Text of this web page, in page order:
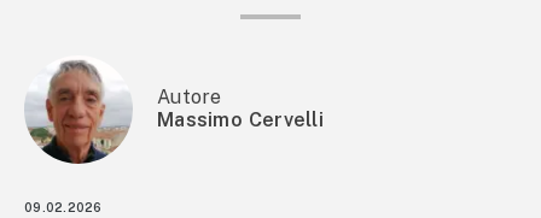
Autore
Massimo Cervelli
09.02.2026